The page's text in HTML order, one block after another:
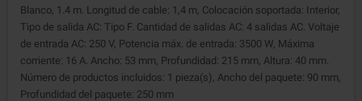
Blanco, 1.4 m. Longitud de cable: 1,4 m, Colocación soportada: Interior,
Tipo de salida AC: Tipo F. Cantidad de salidas AC: 4 salidas AC. Voltaje
de entrada AC: 250 V, Potencia máx. de entrada: 3500 W, Máxima
corriente: 16 A. Ancho: 53 mm, Profundidad: 215 mm, Altura: 40 mm.
Número de productos incluidos: 1 pieza(s), Ancho del paquete: 90 mm,
Profundidad del paquete: 250 mm